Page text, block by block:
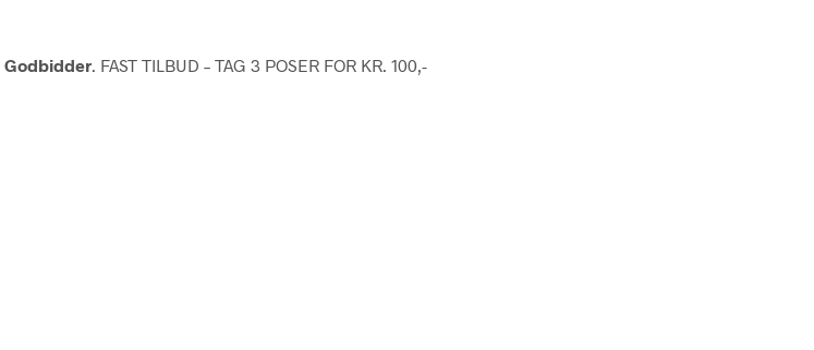
Godbidder . FAST TILBUD – TAG 3 POSER FOR KR. 100,-